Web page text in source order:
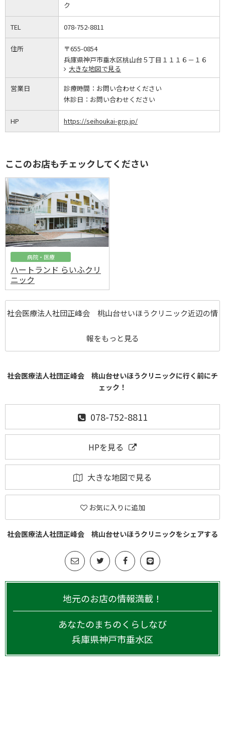
ク
TEL 078-752-8811
住所
〒655-0854
兵庫県神戸市垂水区桃山台５丁目１１１６－１６
大きな地図で見る
営業日 診療時間： お問い合わせください
休診日： お問い合わせください
HP https://seihoukai-grp.jp/
ここのお店もチェックしてください
病院・医療
ハートランド らいふクリ
ニック
社会医療法人社団正峰会 桃山台せいほうクリニック近辺の情
報をもっと見る
社会医療法人社団正峰会 桃山台せいほうクリニックに行く前にチ
ェック！
078-752-8811
HPを見る
大きな地図で見る
お気に入りに追加
社会医療法人社団正峰会 桃山台せいほうクリニックをシェアする
地元のお店の情報満載！
あなたのまちのくらしなび
兵庫県神戸市垂水区